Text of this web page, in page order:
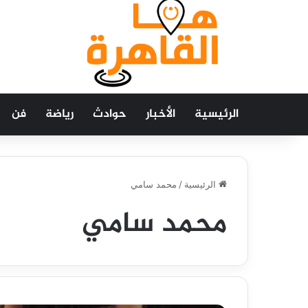
الرئيسية الأخبار حوادث رياضة فن
الرئيسية / محمد سامي
محمد سامي